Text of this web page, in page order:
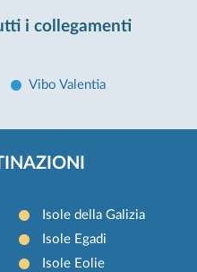
i collegamenti
Vibo Valentia
Isole della Galizia
Isole Egadi
Isole Eolie